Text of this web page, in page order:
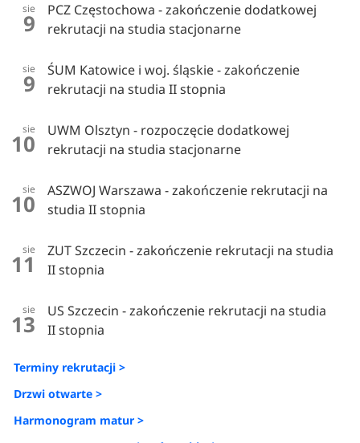
sie
9
PCZ Częstochowa - zakończenie dodatkowej
rekrutacji na studia stacjonarne
sie
9
ŚUM Katowice i woj. śląskie - zakończenie
rekrutacji na studia II stopnia
sie
10
UWM Olsztyn - rozpoczęcie dodatkowej
rekrutacji na studia stacjonarne
sie
10
ASZWOJ Warszawa - zakończenie rekrutacji na
studia II stopnia
sie
11
ZUT Szczecin - zakończenie rekrutacji na studia
II stopnia
sie
13
US Szczecin - zakończenie rekrutacji na studia
II stopnia
Terminy rekrutacji >
Drzwi otwarte >
Harmonogram matur >